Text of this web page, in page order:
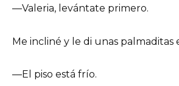
—Valeria, levántate primero.
Me incliné y le di unas palmaditas
—El piso está frío.